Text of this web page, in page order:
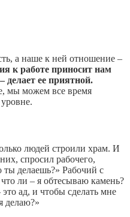
а наше к ней отношение –
к работе приносит нам
делает ее приятной.
мы можем все время
людей строили храм. И
спросил рабочего,
ты делаешь?» Рабочий с
ли – я обтесываю камень?
ад, и чтобы сделать мне
делаю?»